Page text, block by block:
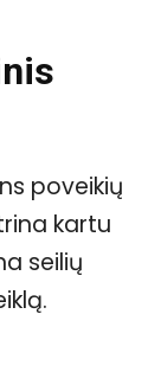
poveikių
kartu
seilių